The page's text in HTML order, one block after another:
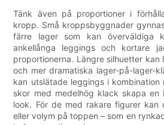
Tänk även på proportioner i
kropp. Små kroppsbyggnader
färre lager som kan överväldiga
ankellånga leggings och kortare
proportionerna. Längre silhuetter
och mer dramatiska lager-på-lager-
kan utslätade leggings i
skor med medelhög klack skapa en
look. För de med rakare figurer
eller volym på toppen – som en